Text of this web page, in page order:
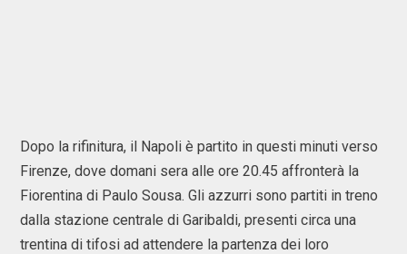
Dopo la rifinitura, il Napoli è partito in questi minuti verso
Firenze, dove domani sera alle ore 20.45 affronterà la
Fiorentina di Paulo Sousa. Gli azzurri sono partiti in treno
dalla stazione centrale di Garibaldi, presenti circa una
trentina di tifosi ad attendere la partenza dei loro